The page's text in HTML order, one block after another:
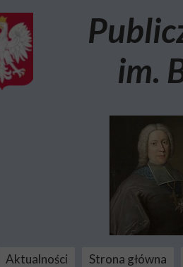
Aktualności Strona główna
im.